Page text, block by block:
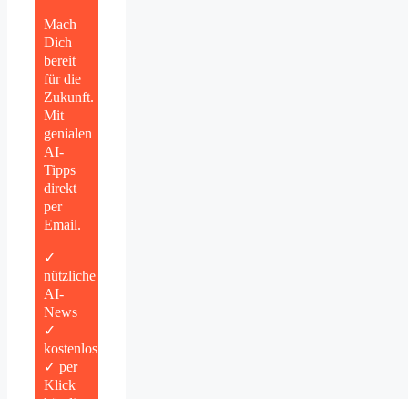
Mach
Dich
bereit
für die
Zukunft.
Mit
genialen
AI-
Tipps
direkt
per
Email.
✓
nützliche
AI-
News
✓
kostenlos
✓ per
Klick